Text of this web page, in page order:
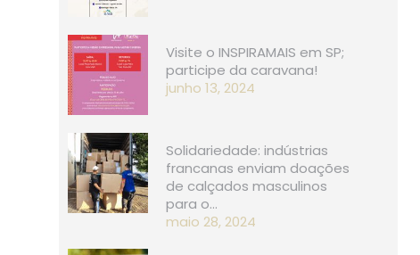
Visite o INSPIRAMAIS em SP;
participe da caravana!
junho 13, 2024
Solidariedade: indústrias
francanas enviam doações
de calçados masculinos
para o…
maio 28, 2024